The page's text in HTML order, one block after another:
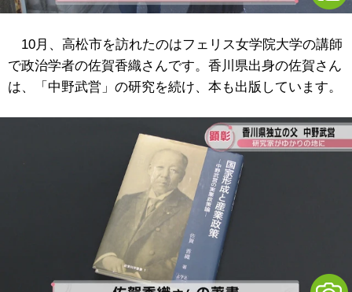
10月、高松市を訪れたのはフェリス女学院大学の講師
で政治学者の佐賀香織さんです。香川県出身の佐賀さん
は、「中野武営」の研究を続け、本も出版しています。